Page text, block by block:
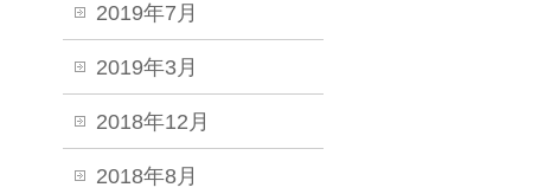
2019年7月
2019年3月
2018年12月
2018年8月